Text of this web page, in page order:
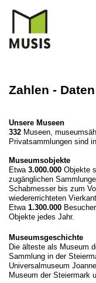
Zahlen -
Unsere Museen
332 Museen,
Privatsammlungen sind
Museumsobjekte
Etwa 3.000.000 Objekte
zugänglichen
Schabmesser bis zum
wiedererrichteten
Etwa 1.300.000
Objekte jedes Jahr.
Museumsgeschichte
Die älteste als Museum
Sammlung in der
Universalmuseum
Museum der Steiermark